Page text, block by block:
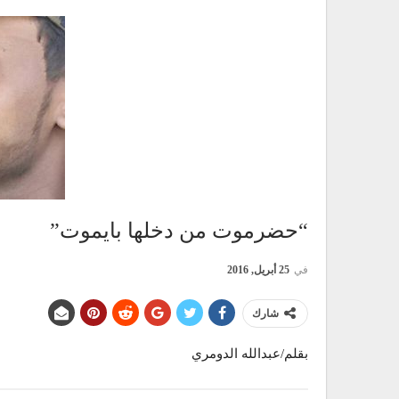
“حضرموت من دخلها بايموت”
في 25 أبريل, 2016
شارك
بقلم/عبدالله الدومري